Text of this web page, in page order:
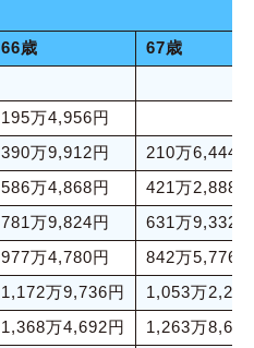
66歳
67歳
195万4,956円
390万9,912円
210万6,444円
586万4,868円
421万2,888円
781万9,824円
631万9,332円
977万4,780円
842万5,776円
1,172万9,736円
1,053万
1,368万4,692円
1,263万